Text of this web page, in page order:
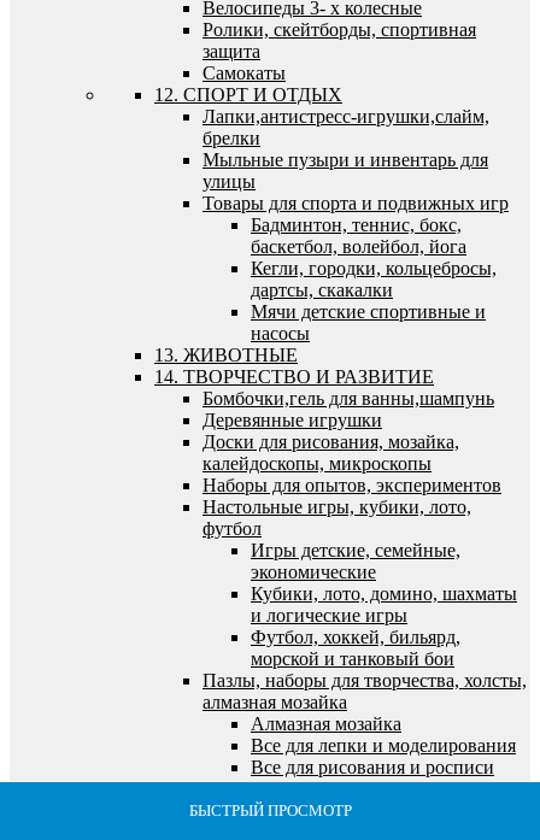
БЫСТРЫЙ ПРОСМОТР
БЫСТРЫЙ ПРОСМОТР
БЫСТРЫЙ ПРОСМОТР
БЫСТРЫЙ ПРОСМОТР
БЫСТРЫЙ ПРОСМОТР
Велосипеды 3- х колесные
Ролики, скейтборды, спортивная
защита
Самокаты
12. СПОРТ И ОТДЫХ
Лапки,антистресс-игрушки,слайм,
брелки
Мыльные пузыри и инвентарь для
улицы
Товары для спорта и подвижных игр
Бадминтон, теннис, бокс,
баскетбол, волейбол, йога
Кегли, городки, кольцебросы,
дартсы, скакалки
Мячи детские спортивные и
насосы
13. ЖИВОТНЫЕ
14. ТВОРЧЕСТВО И РАЗВИТИЕ
Бомбочки,гель для ванны,шампунь
Деревянные игрушки
Доски для рисования, мозайка,
калейдоскопы, микроскопы
Наборы для опытов, экспериментов
Настольные игры, кубики, лото,
футбол
Игры детские, семейные,
экономические
Кубики, лото, домино, шахматы
и логические игры
Футбол, хоккей, бильярд,
морской и танковый бои
Пазлы, наборы для творчества, холсты,
алмазная мозайка
Алмазная мозайка
Все для лепки и моделирования
Все для рисования и росписи
Выжигание по дереву
Пазлы